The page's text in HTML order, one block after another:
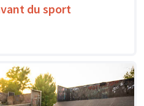
du sport